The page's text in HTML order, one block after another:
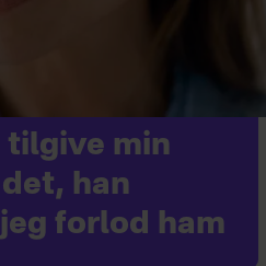
tilgive min
han
forlod ham